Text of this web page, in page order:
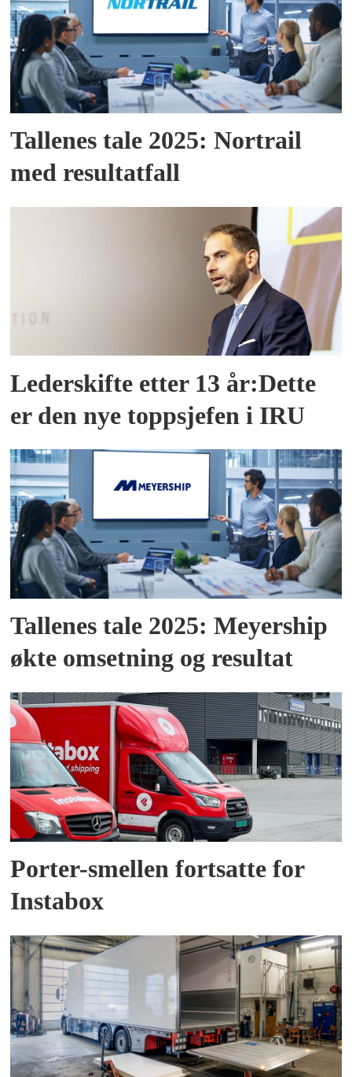
Tallenes tale 2025: Nortrail
med resultatfall
Lederskifte etter 13 år:Dette
er den nye toppsjefen i IRU
Tallenes tale 2025: Meyership
økte omsetning og resultat
Porter-smellen fortsatte for
Instabox